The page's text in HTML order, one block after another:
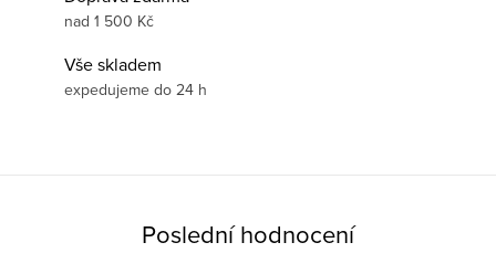
nad 1 500 Kč
Vše skladem
expedujeme do 24 h
Poslední hodnocení